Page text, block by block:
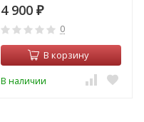
4 900 ₽
0
В корзину
В наличии